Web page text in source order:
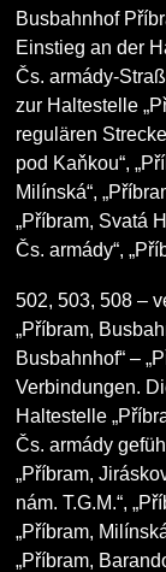
Busbahnhof
Einstieg an der
Čs. armády-
zur Haltestelle
regulären
pod Kaňkou“,
Milínská“,
„Příbram, Svatá
Čs. armády“,
502, 503, 508 –
„Příbram,
Busbahnhof“ –
Verbindungen.
Haltestelle
Čs. armády
„Příbram,
nám. T.G.M.“,
„Příbram,
„Příbram,